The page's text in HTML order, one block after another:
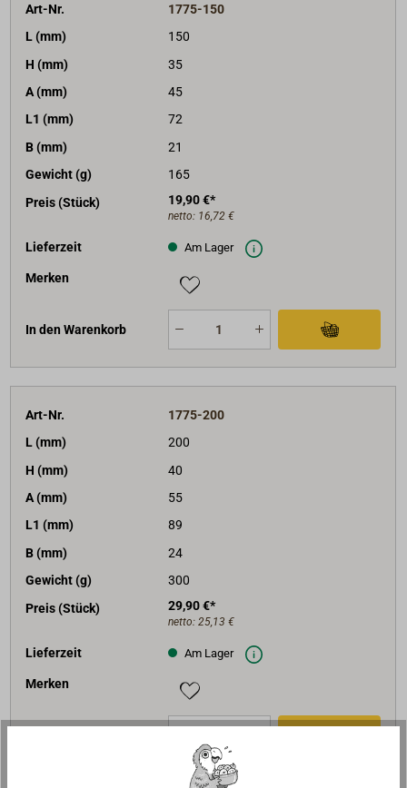
Art-Nr.
1775-150
L (mm)
150
H (mm)
35
A (mm)
45
L1 (mm)
72
B (mm)
21
Gewicht (g)
165
Preis (Stück)
19,90 €*
netto: 16,72 €
Lieferzeit Am Lager
Merken
In den Warenkorb
Art-Nr.
1775-200
L (mm)
200
H (mm)
40
A (mm)
55
L1 (mm)
89
B (mm)
24
Gewicht (g)
300
Preis (Stück)
29,90 €*
netto: 25,13 €
Lieferzeit Am Lager
Merken